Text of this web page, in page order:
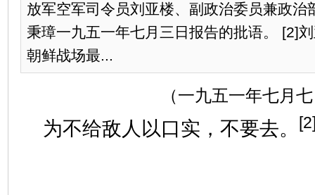
放军空军司令员刘亚楼、副政治委员兼政治
秉璋一九五一年七月三日报告的批语。 [2]
朝鲜战场最...
（一九五一年七月
为不给敌人以口实，不要去。